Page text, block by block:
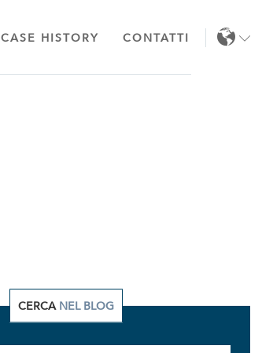
CASE HISTORY CONTATTI
CERCA NEL BLOG